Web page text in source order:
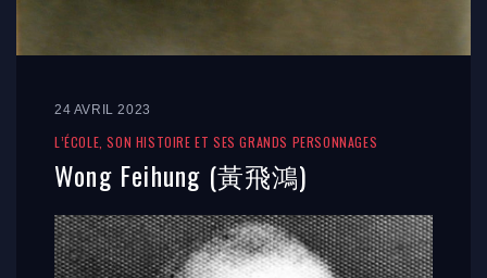
24 AVRIL 2023
L’ÉCOLE, SON HISTOIRE ET SES GRANDS PERSONNAGES
Wong Feihung (黃飛鴻)